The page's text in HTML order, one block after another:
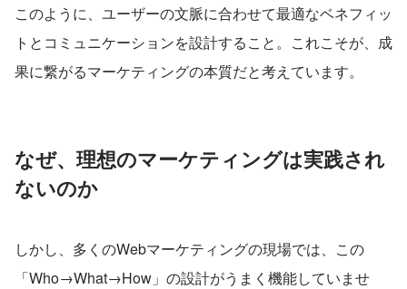
このように、ユーザーの文脈に合わせて最適なベネフィッ
トとコミュニケーションを設計すること。これこそが、成
果に繋がるマーケティングの本質だと考えています。
なぜ、理想のマーケティングは実践され
ないのか
しかし、多くのWebマーケティングの現場では、この
「Who→What→How」の設計がうまく機能していませ